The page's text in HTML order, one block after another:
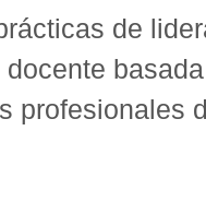
de
profesionales